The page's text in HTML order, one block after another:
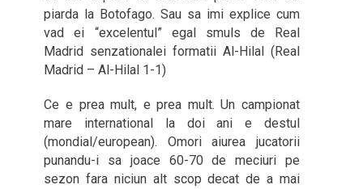
piarda la Botofago. Sau sa imi explice cum
vad ei “excelentul” egal smuls de Real
Madrid senzationalei formatii Al-Hilal (Real
Madrid – Al-Hilal 1-1)
Ce e prea mult, e prea mult. Un campionat
mare international la doi ani e destul
(mondial/european). Omori aiurea jucatorii
punandu-i sa joace 60-70 de meciuri pe
sezon fara niciun alt scop decat de a mai